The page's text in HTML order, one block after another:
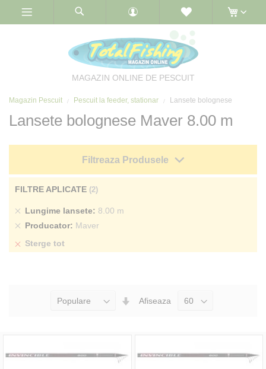
MAGAZIN ONLINE DE PESCUIT
Magazin Pescuit Pescuit la feeder, stationar Lansete bolognese
Lansete bolognese Maver 8.00 m
Seteaza
Afiseaza
Filtreaza Produsele
FILTRE APLICATE
Lungime lansete 8.00 m
Sterge
produs
Producator Maver
Sterge
Sterge tot